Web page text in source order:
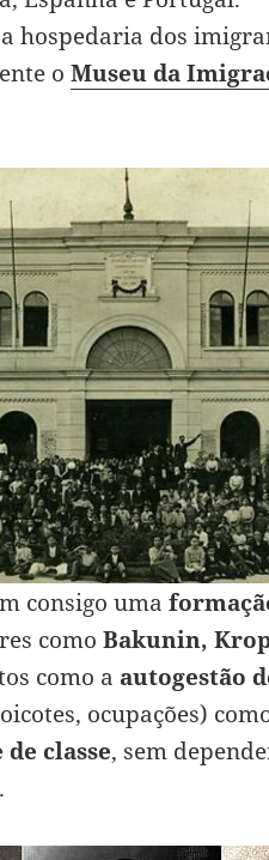
hospedaria dos
o Museu da
consigo uma
como Bakunin,
como a autogestão
ocupações)
classe, sem